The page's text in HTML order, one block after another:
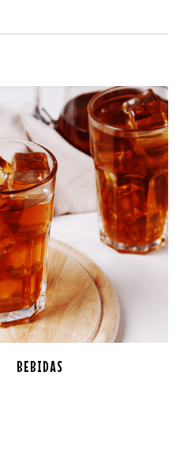
BEBIDAS